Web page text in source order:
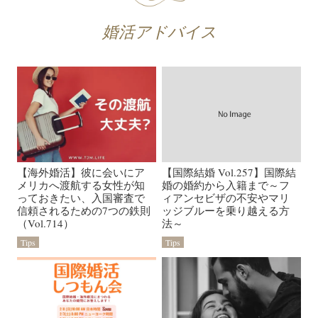
婚活アドバイス
【海外婚活】彼に会いにア
メリカへ渡航する女性が知
っておきたい、入国審査で
信頼されるための7つの鉄則
（Vol.714）
Tips
【国際結婚 Vol.257】国際結
婚の婚約から入籍まで～フ
ィアンセビザの不安やマリ
ッジブルーを乗り越える方
法～
Tips